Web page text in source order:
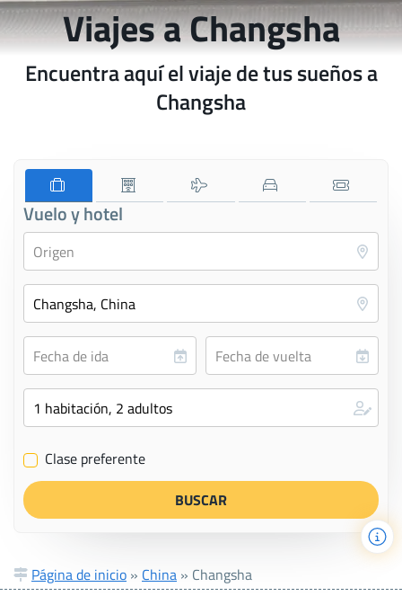
Viajes a Changsha
Encuentra aquí el viaje de tus sueños a
Changsha
Vuelo y hotel
✔ Clase preferente
Página de inicio » China » Changsha